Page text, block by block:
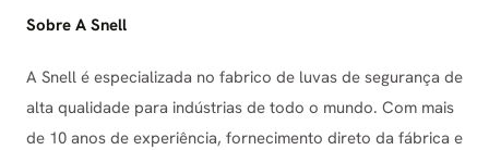
Sobre A Snell
A Snell é especializada no fabrico de luvas de segurança de
alta qualidade para indústrias de todo o mundo. Com mais
de 10 anos de experiência, fornecimento direto da fábrica e